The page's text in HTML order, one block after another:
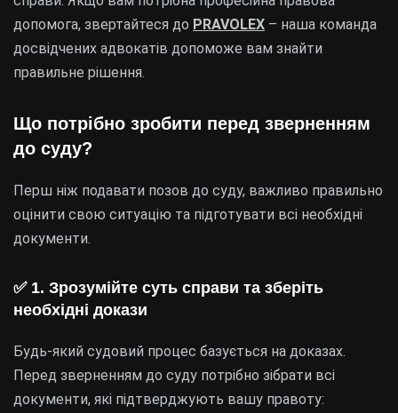
допомога, звертайтеся до PRAVOLEX – наша команда
досвідчених адвокатів допоможе вам знайти
правильне рішення.
Що потрібно зробити перед зверненням
до суду?
Перш ніж подавати позов до суду, важливо правильно
оцінити свою ситуацію та підготувати всі необхідні
документи.
✅ 1. Зрозумійте суть справи та зберіть
необхідні докази
Будь-який судовий процес базується на доказах.
Перед зверненням до суду потрібно зібрати всі
документи, які підтверджують вашу правоту: